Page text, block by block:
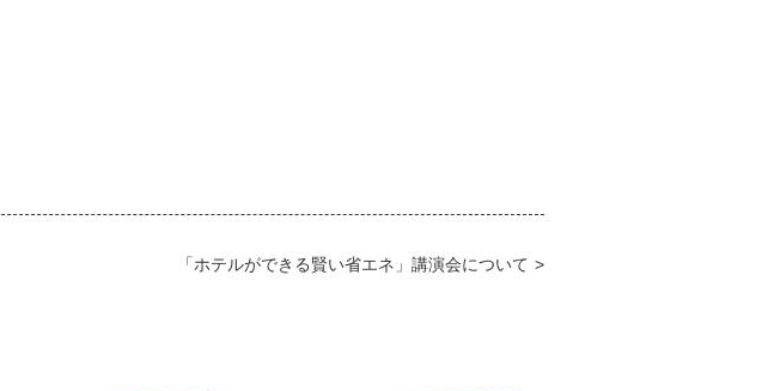
「ホテルができる賢い省エネ」講演会について